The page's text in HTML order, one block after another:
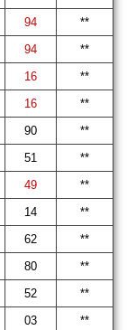
94
**
94
**
16
**
16
**
90
**
51
**
49
**
14
**
62
**
80
**
52
**
03
**